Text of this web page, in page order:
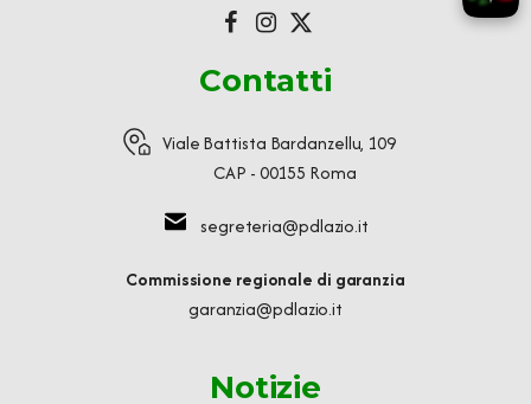
Contatti
Viale Battista Bardanzellu, 109
CAP - 00155 Roma
segreteria@pdlazio.it
Commissione regionale di garanzia
garanzia@pdlazio.it
Notizie